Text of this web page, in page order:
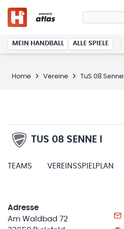
MEIN HANDBALL ALLE SPIELE
Home Vereine TuS 08 Senne I
TUS 08 SENNE I
TEAMS VEREINSSPIELPLAN
Adresse
Am Waldbad 72